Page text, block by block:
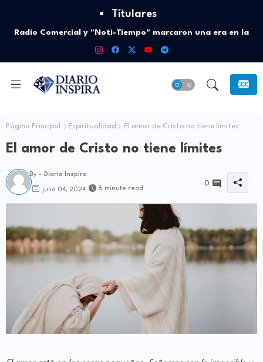
Títulares
Radio Comercial y "Noti-Tiempo" marcaron una era en la
radio
Página Principal Espiritualidad El amor de Cristo no tiene límites
El amor de Cristo no tiene límites
By - Diario Inspira
julio 04, 2024 6 minute read
0